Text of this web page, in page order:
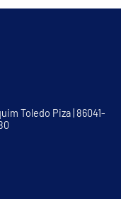
Toledo Piza | 86041-